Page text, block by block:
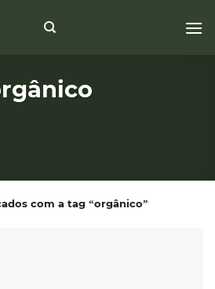
com a tag “orgânico”